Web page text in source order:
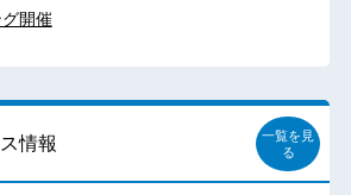
開催
情報
一覧を見
る